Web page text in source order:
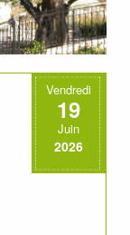
Vendredi
19
Juin
2026